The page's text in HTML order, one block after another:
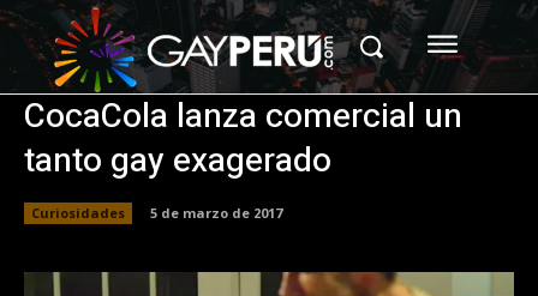
CocaCola lanza comercial un
tanto gay exagerado
Curiosidades 5 de marzo de 2017